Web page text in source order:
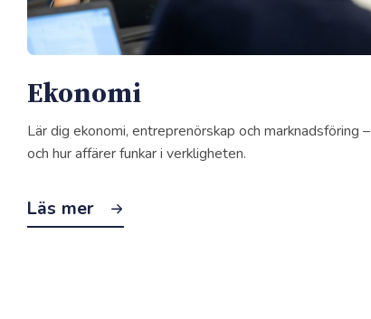
Ekonomi
Lär dig ekonomi, entreprenörskap och marknadsföring –
och hur affärer funkar i verkligheten.
Läs mer